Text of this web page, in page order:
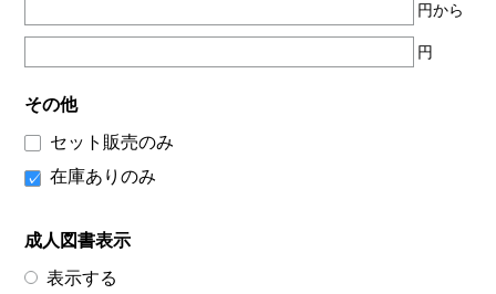
円から
円
その他
セット販売のみ
在庫ありのみ
成人図書表示
表示する